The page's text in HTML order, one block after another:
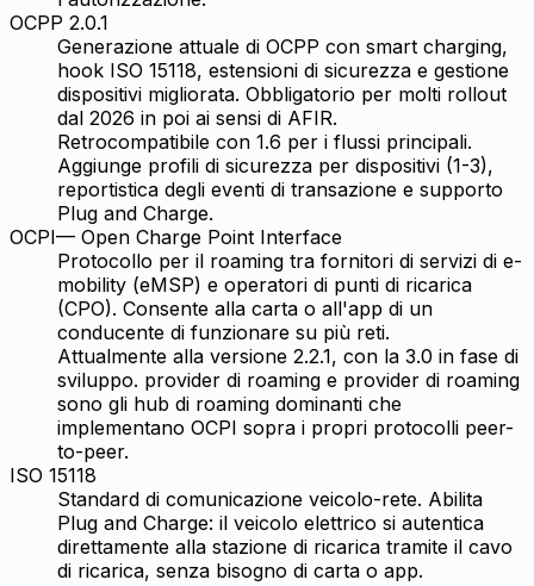
OCPP 2.0.1
Generazione attuale di OCPP con smart charging,
hook ISO 15118, estensioni di sicurezza e gestione
dispositivi migliorata. Obbligatorio per molti rollout
dal 2026 in poi ai sensi di AFIR.
Retrocompatibile con 1.6 per i flussi principali.
Aggiunge profili di sicurezza per dispositivi (1-3),
reportistica degli eventi di transazione e supporto
Plug and Charge.
OCPI— Open Charge Point Interface
Protocollo per il roaming tra fornitori di servizi di e-
mobility (eMSP) e operatori di punti di ricarica
(CPO). Consente alla carta o all'app di un
conducente di funzionare su più reti.
Attualmente alla versione 2.2.1, con la 3.0 in fase di
sviluppo. provider di roaming e provider di roaming
sono gli hub di roaming dominanti che
implementano OCPI sopra i propri protocolli peer-
to-peer.
ISO 15118
Standard di comunicazione veicolo-rete. Abilita
Plug and Charge: il veicolo elettrico si autentica
direttamente alla stazione di ricarica tramite il cavo
di ricarica, senza bisogno di carta o app.